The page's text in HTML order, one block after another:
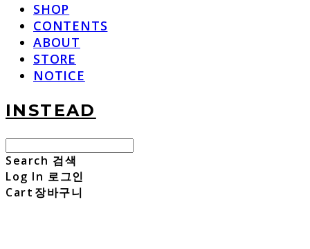
SHOP
CONTENTS
ABOUT
STORE
NOTICE
INSTEAD
Search 검색
Log In 로그인
Cart 장바구니